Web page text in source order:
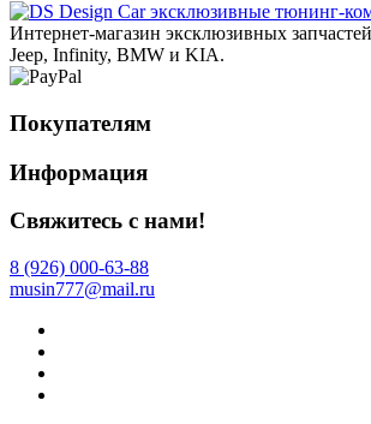
эксклюзивные тюнинг-
Интернет-магазин эксклюзивных
Jeep, Infinity, BMW и KIA.
Покупателям
Информация
Свяжитесь с нами!
8 (926) 000-63-88
musin777@mail.ru